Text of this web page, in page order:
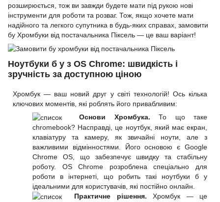
розширюється, тож ви завжди будете мати під рукою нові
інструменти для роботи та розваг. Тож, якщо хочете мати
надійного та легкого супутника в будь-яких справах, замовити
бу Хромбуки від постачальника Піксель — це ваш варіант!
Ноутбуки б у з OS Chrome: швидкість і
зручність за доступною ціною
Хромбук — ваш новий друг у світі технологій! Ось кілька
ключових моментів, які роблять його привабливим:
Основи Хромбука. То що таке
chromebook? Насправді, це ноутбук, який має екран,
клавіатуру та камеру, як звичайні ноути, але з
важливими відмінностями. Його основою є Google
Chrome OS, що забезпечує швидку та стабільну
роботу. OS Chrome розроблена спеціально для
роботи в інтернеті, що робить такі ноутбуки б у
ідеальними для користувачів, які постійно онлайн.
Практичне рішення. Хромбук — це